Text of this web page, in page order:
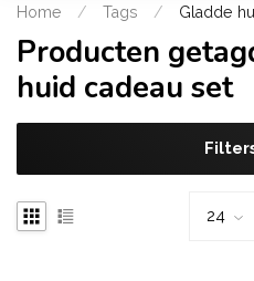
Home / Tags / Gladde
Producten
huid cadeau set